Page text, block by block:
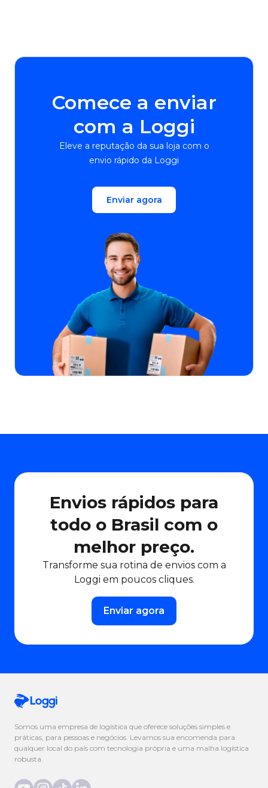
Comece a enviar
com a Loggi
Eleve a reputação da sua loja com o
envio rápido da Loggi
Enviar agora
Envios rápidos para
todo o Brasil com o
melhor preço.
Transforme sua rotina de envios com a
Loggi em poucos cliques.
Enviar agora
Somos uma empresa de logística que oferece soluções simples e
práticas, para pessoas e negócios. Levamos sua encomenda para
qualquer local do país com tecnologia própria e uma malha logística
robusta.